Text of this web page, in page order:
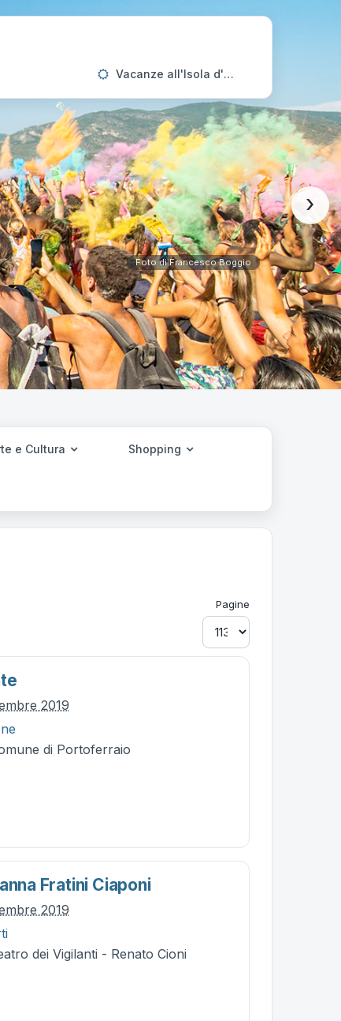
Vacanze all'Isola d'Elba
Foto di Francesco Boggio
›
e Cultura Shopping
Pagine
2019
di Portoferraio
Fratini Ciaponi
2019
dei Vigilanti - Renato Cioni